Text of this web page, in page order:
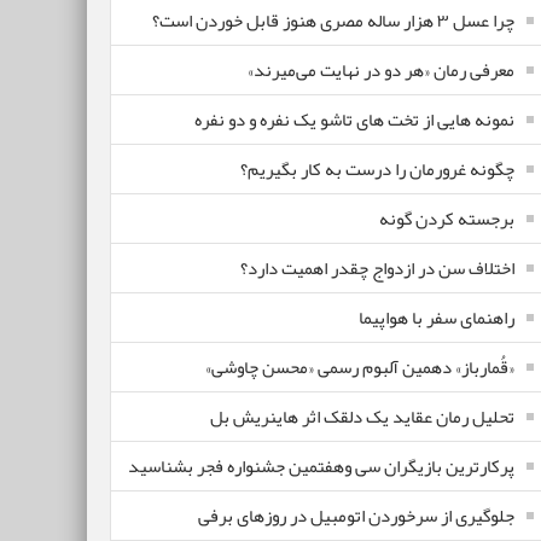
چرا عسل ۳ هزار ساله‌ مصری هنوز قابل خوردن است؟
معرفی رمان «هر دو در نهایت می‌میرند»
نمونه هایی از تخت های تاشو یک نفره و دو نفره
چگونه غرورمان را درست به کار بگیریم؟
برجسته کردن گونه
اختلاف سن در ازدواج چقدر اهمیت دارد؟
راهنمای سفر با هواپیما
«قُمارباز» دهمین آلبوم رسمی «محسن چاوشی»
تحلیل رمان عقاید یک دلقک اثر هاینریش بل
پرکارترین بازیگران سی وهفتمین جشنواره فجر بشناسید
جلوگیری از سرخوردن اتومبیل در روزهای برفی